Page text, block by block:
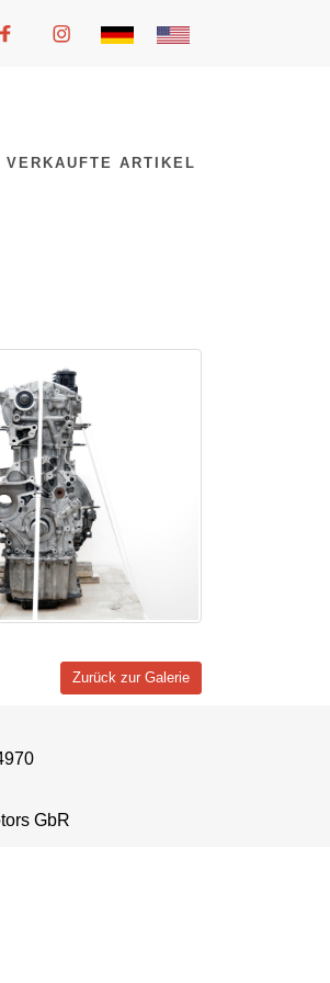
VERKAUFTE ARTIKEL
Zurück zur Galerie
GbR